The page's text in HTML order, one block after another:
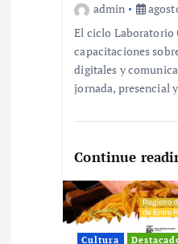
admin
El ciclo Laboratorio
capacitaciones
digitales y
jornada, presencial
Continue
Cultura